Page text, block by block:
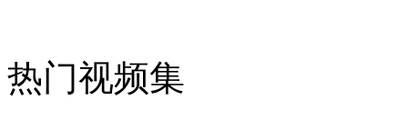
走！跟着总书记去植树
热门视频集